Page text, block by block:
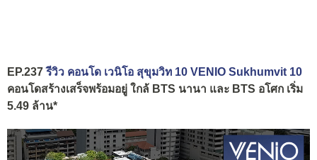
EP.237รีวิว คอนโด เวนิโอ สุขุมวิท 10 VENIO Sukhumvit 10
คอนโดสร้างเสร็จพร้อมอยู่ ใกล้ BTS นานา และ BTS อโศก เริ่ม
5.49 ล้าน*